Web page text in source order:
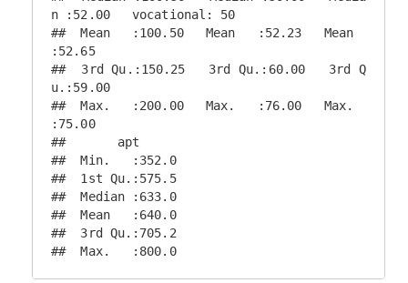
n :52.00   vocational: 50
##  Mean   :100.50   Mean   :52.23   Mean
:52.65
##  3rd Qu.:150.25   3rd Qu.:60.00   3rd Q
u.:59.00
##  Max.   :200.00   Max.   :76.00   Max.
:75.00
##       apt
##  Min.   :352.0
##  1st Qu.:575.5
##  Median :633.0
##  Mean   :640.0
##  3rd Qu.:705.2
##  Max.   :800.0